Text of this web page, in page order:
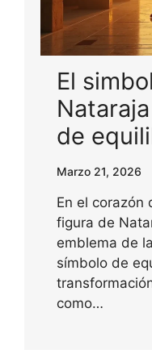
El
de
Marzo 21, 2026
En el corazón
figura de
emblema de
símbolo de
como…